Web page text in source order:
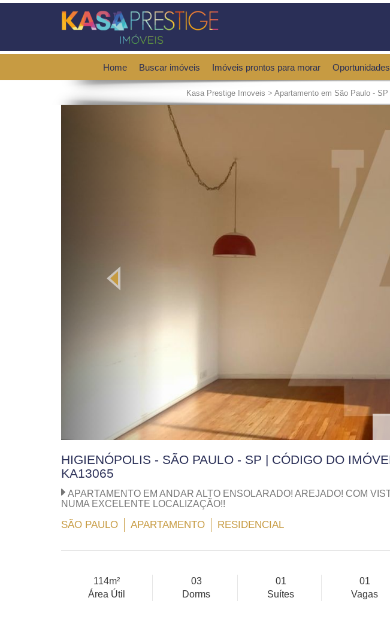
Home Buscar imóveis Imóveis prontos para morar Oportunidades
Kasa Prestige Imoveis > Apartamento em São Paulo - SP
HIGIENÓPOLIS - SÃO PAULO - SP | CÓDIGO DO
KA13065
APARTAMENTO EM ANDAR ALTO ENSOLARADO! AREJADO! COM
NUMA EXCELENTE LOCALIZAÇÃO!!
SÃO PAULO APARTAMENTO RESIDENCIAL
114m²
Área Útil
03
Dorms
01
Suítes
01
Vagas